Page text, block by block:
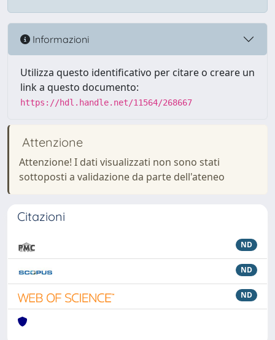
Informazioni
Utilizza questo identificativo per citare o creare un
link a questo documento:
https://hdl.handle.net/11564/268667
Attenzione
Attenzione! I dati visualizzati non sono stati
sottoposti a validazione da parte dell'ateneo
Citazioni
ND
ND
ND